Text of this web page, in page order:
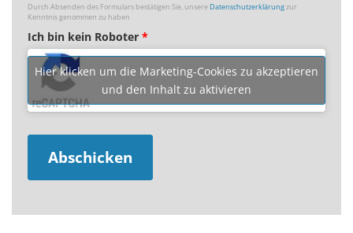
Durch Absenden des Formulars bestätigen Sie, unsereDatenschutzerklärungzur
Kenntnis genommen zu haben
Ich bin kein Roboter *
Hier klicken um die Marketing-Cookies zu akzeptieren
und den Inhalt zu aktivieren